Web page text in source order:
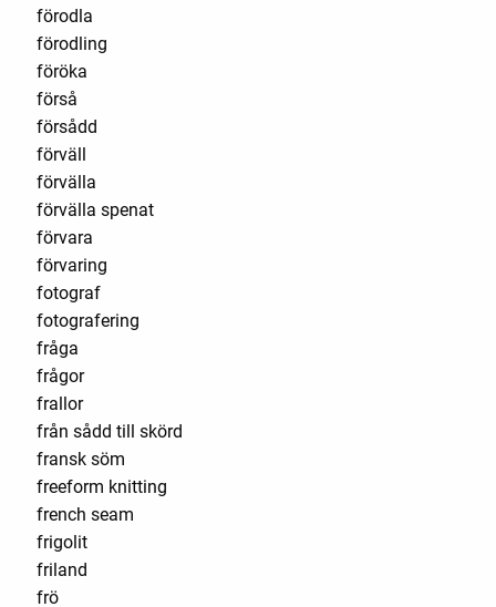
förodla
förodling
föröka
förså
försådd
förväll
förvälla
förvälla spenat
förvara
förvaring
fotograf
fotografering
fråga
frågor
frallor
från sådd till skörd
fransk söm
freeform knitting
french seam
frigolit
friland
frö